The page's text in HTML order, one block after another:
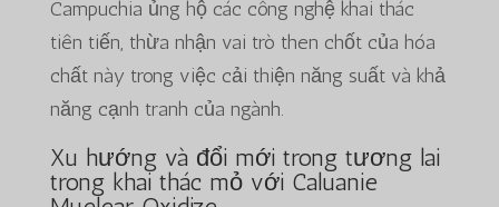
Campuchia ủng hộ các công nghệ khai thác
tiên tiến, thừa nhận vai trò then chốt của hóa
chất này trong việc cải thiện năng suất và khả
năng cạnh tranh của ngành.
Xu hướng và đổi mới trong tương lai
trong khai thác mỏ với Caluanie